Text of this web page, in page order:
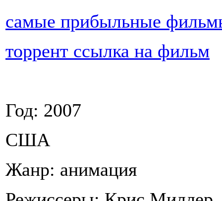
самые прибыльные
торрент ссылка на фильм
Год: 2007
США
Жанр: анимация